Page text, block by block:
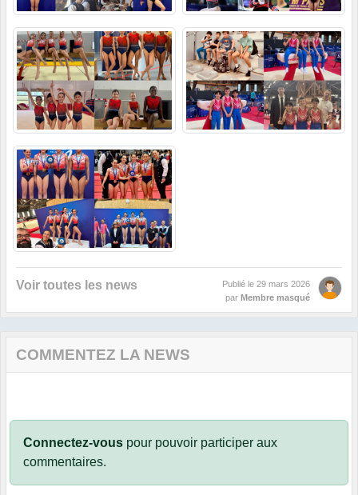
Voir toutes les news Publié le 29 mars 2026
par Membre masqué
COMMENTEZ LA NEWS
Connectez-vous pour pouvoir participer aux
commentaires.